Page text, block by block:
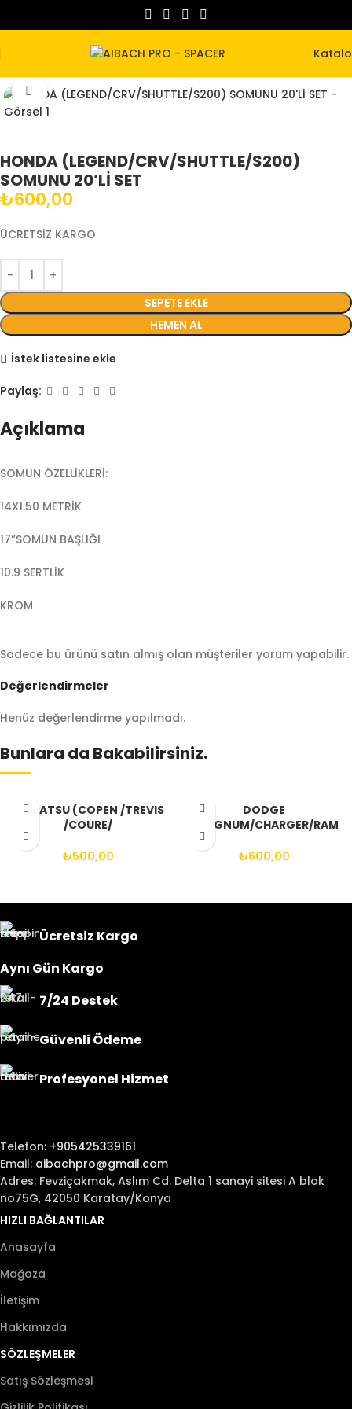
Büyütmek için tıklayın
HONDA (LEGEND/CRV/SHUTTLE/S200)
SOMUNU 20’Lİ SET
₺600,00
ÜCRETSİZ KARGO
SEPETE EKLE
HEMEN AL
İstek listesine ekle
Paylaş:
Açıklama
SOMUN ÖZELLİKLERİ:
14X1.50 METRİK
17”SOMUN BAŞLIĞI
10.9 SERTLİK
KROM
Değerlendirmeler
Henüz değerlendirme yapılmadı.
Sadece bu ürünü satın almış olan müşteriler yorum yapabilir.
Bunlara da Bakabilirsiniz.
DAIHATSU (COPEN /TREVIS
/COURE/
YVR/SIRION/CHARADE/APP
LAUSE/GRAND
₺500,00
DODGE
(MAGNUM/CHARGER/RAM
2500) SOMUNU 20’Lİ SET
₺600,00
Ücretsiz Kargo
Aynı Gün Kargo
7/24 Destek
Güvenli Ödeme
Profesyonel Hizmet
Telefon: +905425339161
Email: aibachpro@gmail.com
Adres: Fevziçakmak, Aslım Cd. Delta 1 sanayi sitesi A blok
no75G, 42050 Karatay/Konya
HIZLI BAĞLANTILAR
Anasayfa
Mağaza
İletişim
Hakkımızda
SÖZLEŞMELER
Satış Sözleşmesi